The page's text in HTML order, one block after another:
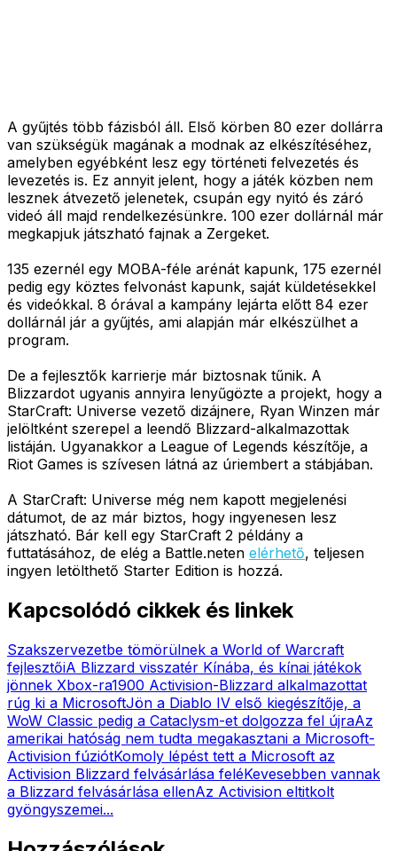
A gyűjtés több fázisból áll. Első körben 80 ezer dollárra
van szükségük magának a modnak az elkészítéséhez,
amelyben egyébként lesz egy történeti felvezetés és
levezetés is. Ez annyit jelent, hogy a játék közben nem
lesznek átvezető jelenetek, csupán egy nyitó és záró
videó áll majd rendelkezésünkre. 100 ezer dollárnál már
megkapjuk játszható fajnak a Zergeket.
135 ezernél egy MOBA-féle arénát kapunk, 175 ezernél
pedig egy köztes felvonást kapunk, saját küldetésekkel
és videókkal. 8 órával a kampány lejárta előtt 84 ezer
dollárnál jár a gyűjtés, ami alapján már elkészülhet a
program.
De a fejlesztők karrierje már biztosnak tűnik. A
Blizzardot ugyanis annyira lenyűgözte a projekt, hogy a
StarCraft: Universe vezető dizájnere, Ryan Winzen már
jelöltként szerepel a leendő Blizzard-alkalmazottak
listáján. Ugyanakkor a League of Legends készítője, a
Riot Games is szívesen látná az úriembert a stábjában.
A StarCraft: Universe még nem kapott megjelenési
dátumot, de az már biztos, hogy ingyenesen lesz
játszható. Bár kell egy StarCraft 2 példány a
futtatásához, de elég a Battle.neten elérhető, teljesen
ingyen letölthető Starter Edition is hozzá.
Kapcsolódó cikkek és linkek
Szakszervezetbe tömörülnek a World of Warcraft
fejlesztőiA Blizzard visszatér Kínába, és kínai játékok
jönnek Xbox-ra1900 Activision-Blizzard alkalmazottat
rúg ki a MicrosoftJön a Diablo IV első kiegészítője, a
WoW Classic pedig a Cataclysm-et dolgozza fel újraAz
amerikai hatóság nem tudta megakasztani a Microsoft-
Activision fúziótKomoly lépést tett a Microsoft az
Activision Blizzard felvásárlása feléKevesebben vannak
a Blizzard felvásárlása ellenAz Activision eltitkolt
gyöngyszemei...